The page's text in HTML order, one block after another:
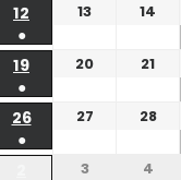
12
●
13 14
19
●
20 21
26
●
27 28
3 4